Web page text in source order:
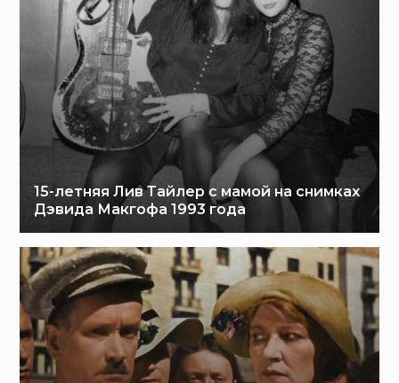
15-летняя Лив Тайлер с мамой на снимках
Дэвида Макгофа 1993 года